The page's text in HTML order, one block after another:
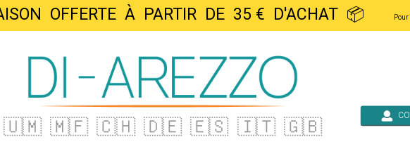
OFFERTE À PARTIR DE 35 € D'ACHAT 📦
🇺🇲 🇲🇫 🇨🇭 🇩🇪 🇪🇸 🇮🇹 🇬🇧